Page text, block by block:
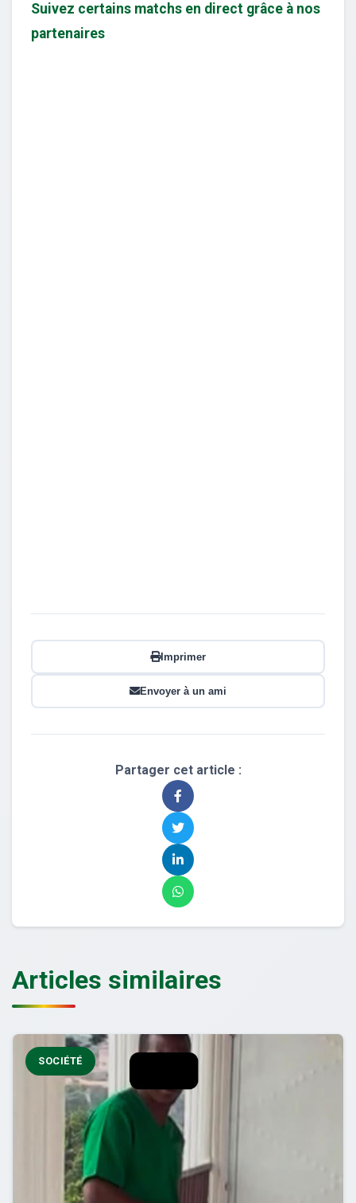
Suivez certains matchs en direct grâce à nos
partenaires
Imprimer
Envoyer à un ami
Partager cet article :
Articles similaires
SOCIÉTÉ